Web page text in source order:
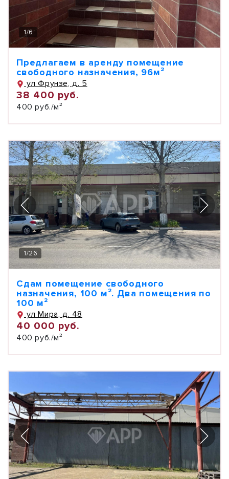
1/6
Предлагаем в аренду помещение
свободного назначения, 96м²
ул Фрунзе, д. 5
38 400 руб.
400 руб./м²
1/26
Сдам помещение свободного
назначения, 100 м². Два помещения по
100 м²
ул Мира, д. 48
40 000 руб.
400 руб./м²